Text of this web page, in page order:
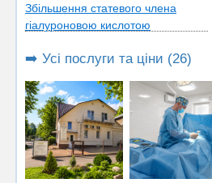
Збільшення статевого члена
гіалуроновою кислотою
➡️ Усі послуги та ціни (26)